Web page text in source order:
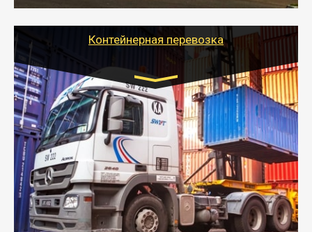
Контейнерная перевозка
Цена за км. Рассчитывается
индивидуально
- Контейнерные грузоперевозки на специальном
оборудованном транспорте быстро, качественно и
безопасно.
- Наша транспортная компания поможет
организовать доставку в порт и из порта
стандартных контейнеров на контейнеровозе,